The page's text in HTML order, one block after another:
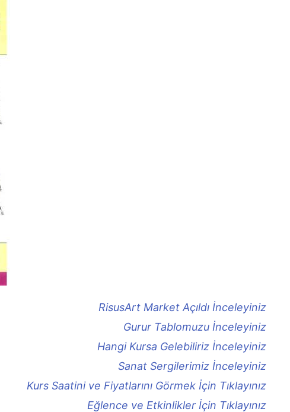
RisusArt Market Açıldı İnceleyiniz
Gurur Tablomuzu İnceleyiniz
Hangi Kursa Gelebiliriz İnceleyiniz
Sanat Sergilerimiz İnceleyiniz
Kurs Saatini ve Fiyatlarını Görmek İçin Tıklayınız
Eğlence ve Etkinlikler İçin Tıklayınız